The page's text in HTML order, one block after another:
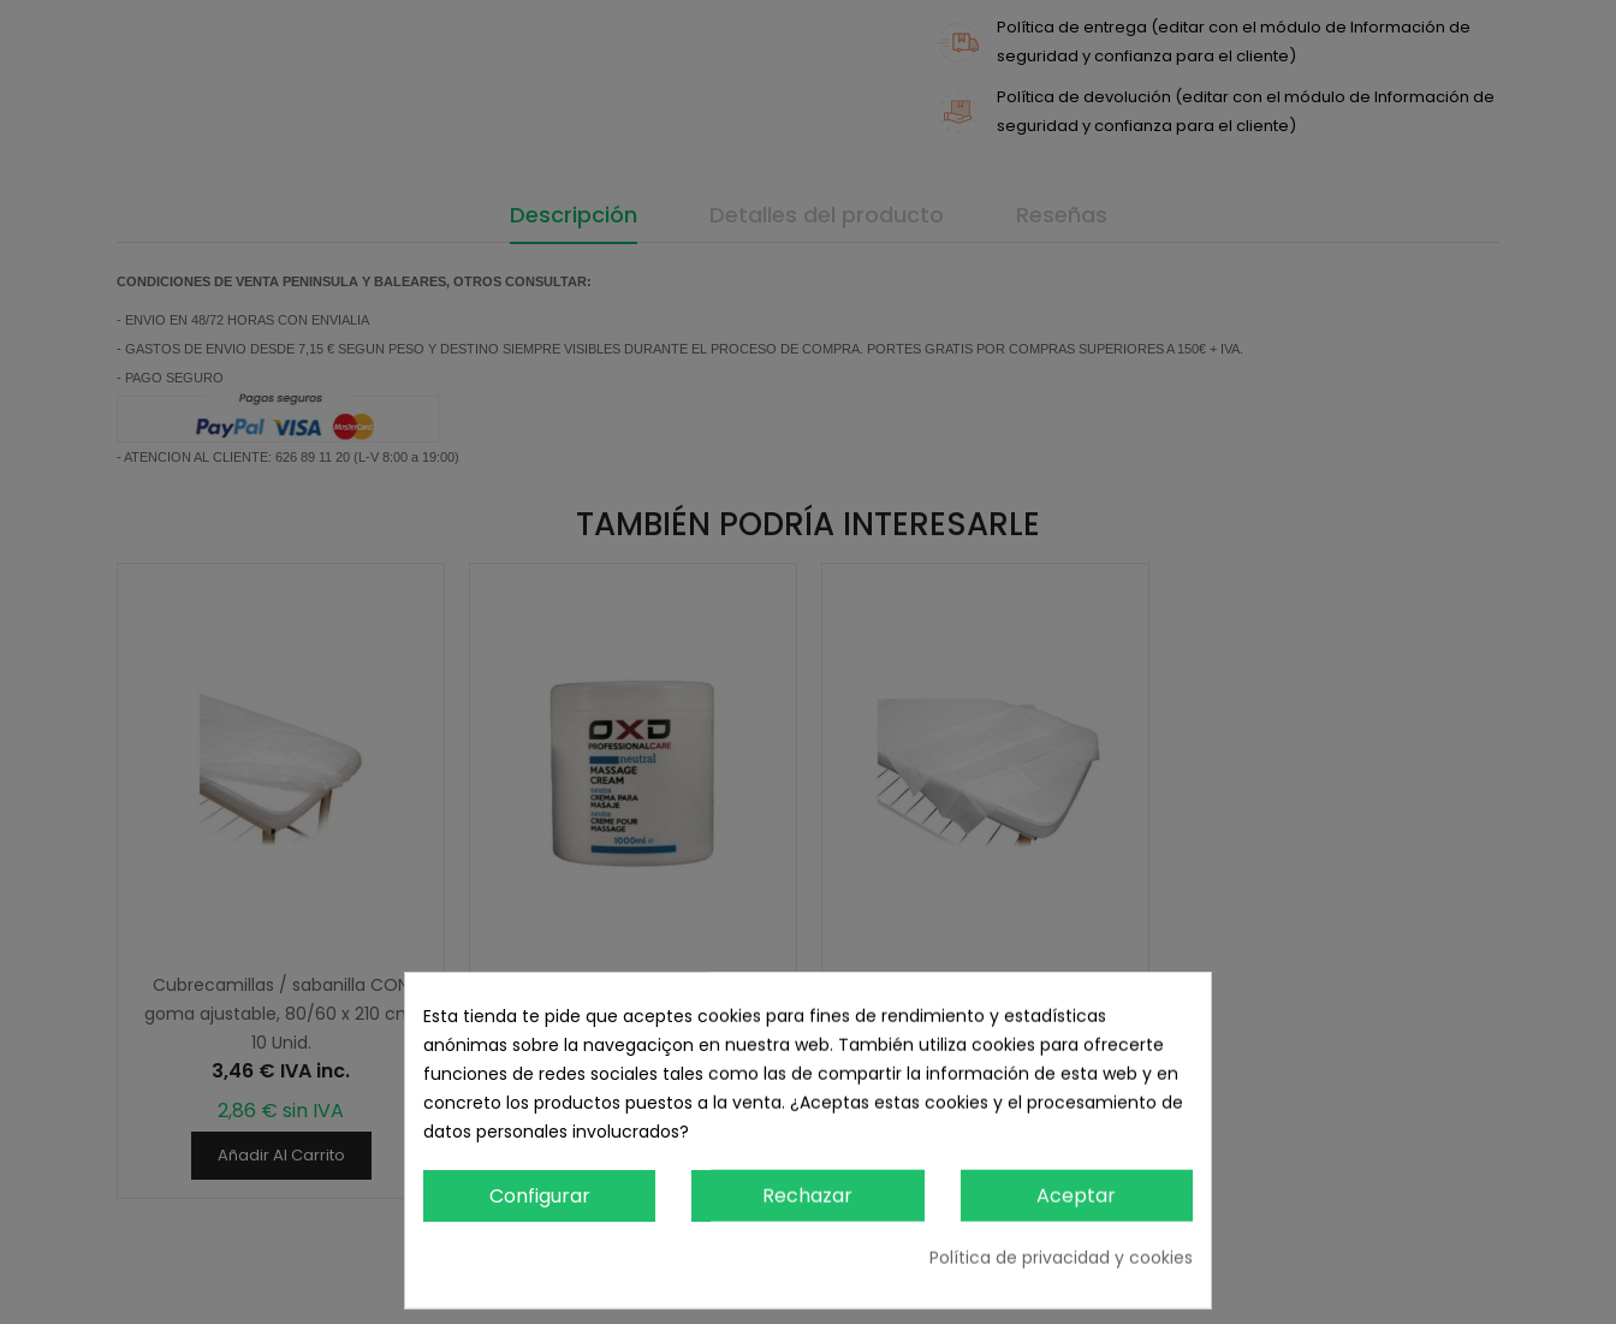
Política de entrega (editar con el módulo de Información de
seguridad y confianza para el cliente)
Política de devolución (editar con el módulo de Información de
seguridad y confianza para el cliente)
Descripción Detalles del producto Reseñas
CONDICIONES DE VENTA PENINSULA Y BALEARES, OTROS CONSULTAR:
- ENVIO EN 48/72 HORAS CON ENVIALIA
- GASTOS DE ENVIO DESDE 7,15 € SEGUN PESO Y DESTINO SIEMPRE VISIBLES DURANTE EL PROCESO DE COMPRA. PORTES GRATIS POR COMPRAS SUPERIORES A 150€ + IVA.
- PAGO SEGURO
- ATENCION AL CLIENTE: 626 89 11 20 (L-V 8:00 a 19:00)
TAMBIÉN PODRÍA INTERESARLE
Cubrecamillas / sabanilla CON
goma ajustable, 80/60 x 210 cm.
10 Unid.
3,46 € IVA inc.
2,86 € sin IVA
Añadir Al Carrito
1.000 ml.
11,62 € IVA inc.
9,60 € sin IVA
Añadir Al Carrito
ajustable, 80 x 200 cm. 10 unid.
3,46 € IVA inc.
2,86 € sin IVA
Esta tienda te pide que aceptes cookies para fines de rendimiento y estadísticas
anónimas sobre la navegaciçon en nuestra web. También utiliza cookies para ofrecerte
funciones de redes sociales tales como las de compartir la información de esta web y en
concreto los productos puestos a la venta. ¿Aceptas estas cookies y el procesamiento de
datos personales involucrados?
Configurar Rechazar Aceptar
Política de privacidad y cookies